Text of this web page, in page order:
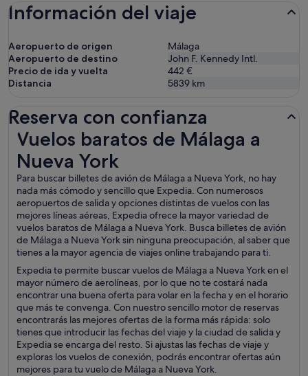
Información del viaje
Aeropuerto de origen
Málaga
Aeropuerto de destino
John F. Kennedy Intl.
Precio de ida y vuelta
442 €
Distancia
5839 km
Reserva con confianza
Vuelos baratos de Málaga a
Nueva York
Para buscar billetes de avión de Málaga a Nueva York, no hay
nada más cómodo y sencillo que Expedia. Con numerosos
aeropuertos de salida y opciones distintas de vuelos con las
mejores líneas aéreas, Expedia ofrece la mayor variedad de
vuelos baratos de Málaga a Nueva York. Busca billetes de avión
de Málaga a Nueva York sin ninguna preocupación, al saber que
tienes a la mayor agencia de viajes online trabajando para ti.
Expedia te permite buscar vuelos de Málaga a Nueva York en el
mayor número de aerolíneas, por lo que no te costará nada
encontrar una buena oferta para volar en la fecha y en el horario
que más te convenga. Con nuestro sencillo motor de reservas
encontrarás las mejores ofertas de la forma más rápida: solo
tienes que introducir las fechas del viaje y la ciudad de salida y
Expedia se encarga del resto. Si ajustas las fechas de viaje y
exploras los vuelos de conexión, podrás encontrar ofertas aún
mejores para tu vuelo de Málaga a Nueva York.
Vuelos baratos de Málaga a Nueva York